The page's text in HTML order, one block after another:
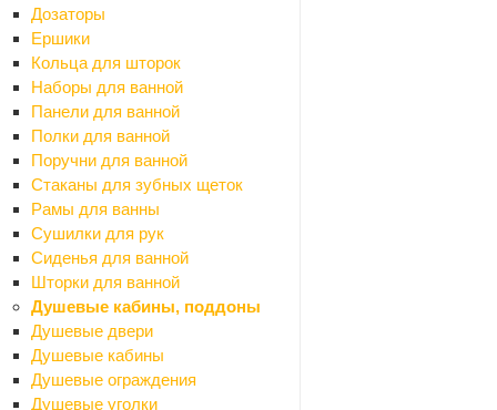
Дозаторы
Ершики
Кольца для шторок
Наборы для ванной
Панели для ванной
Полки для ванной
Поручни для ванной
Стаканы для зубных щеток
Рамы для ванны
Сушилки для рук
Сиденья для ванной
Шторки для ванной
Душевые кабины, поддоны
Душевые двери
Душевые кабины
Душевые ограждения
Душевые уголки
Решетки
Гидроизоляция
Назад
Гидроизоляция
Битумные мастики
Битумный праймер
Гидроизоляционные ленты
Гидроизоляция сухая
Гидропломбы
Обмазочная гидроизоляция
Профилированная мембрана
Рубероид
Рулонная гидроизоляция
Укрывной материал
Гипсокартон и профиля
Назад